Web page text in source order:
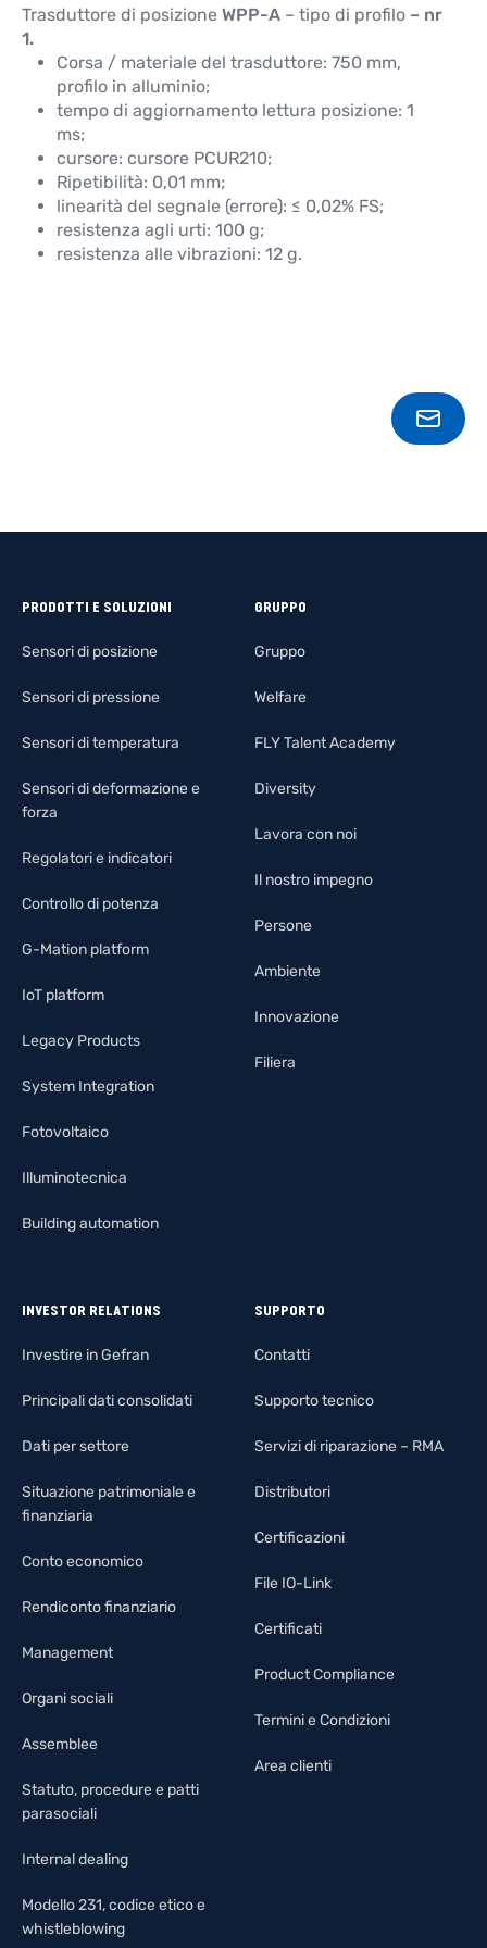
Trasduttore di posizione WPP-A – tipo di profilo – nr
1.
Corsa / materiale del trasduttore: 750 mm,
profilo in alluminio;
tempo di aggiornamento lettura posizione: 1
ms;
cursore: cursore PCUR210;
Ripetibilità: 0,01 mm;
linearità del segnale (errore): ≤ 0,02% FS;
resistenza agli urti: 100 g;
resistenza alle vibrazioni: 12 g.
PRODOTTI E SOLUZIONI
Sensori di posizione
Sensori di pressione
Sensori di temperatura
Sensori di deformazione e
forza
Regolatori e indicatori
Controllo di potenza
G-Mation platform
IoT platform
Legacy Products
System Integration
Fotovoltaico
Illuminotecnica
Building automation
GRUPPO
Gruppo
Welfare
FLY Talent Academy
Diversity
Lavora con noi
Il nostro impegno
Persone
Ambiente
Innovazione
Filiera
INVESTOR RELATIONS
Investire in Gefran
Principali dati consolidati
Dati per settore
Situazione patrimoniale e
finanziaria
Conto economico
Rendiconto finanziario
Management
Organi sociali
Assemblee
Statuto, procedure e patti
parasociali
Internal dealing
Modello 231, codice etico e
whistleblowing
SUPPORTO
Contatti
Supporto tecnico
Servizi di riparazione – RMA
Distributori
Certificazioni
File IO-Link
Certificati
Product Compliance
Termini e Condizioni
Area clienti